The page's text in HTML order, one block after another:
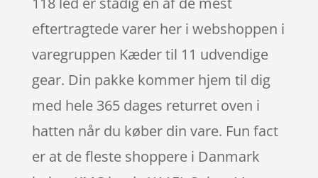
eftertragtede varer her i webshoppen i
varegruppen Kæder til 11 udvendige
gear. Din pakke kommer hjem til dig
med hele 365 dages returret oven i
hatten når du køber din vare. Fun fact
er at de fleste shoppere i Danmark